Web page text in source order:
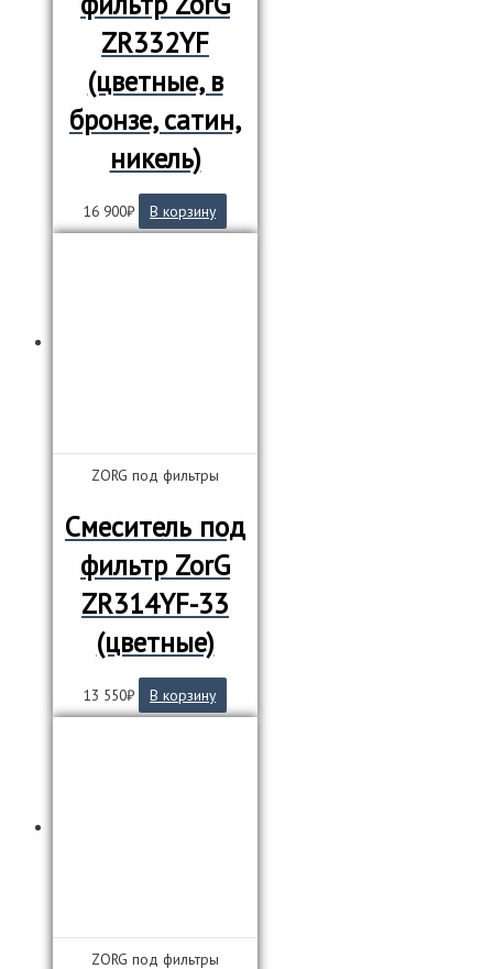
ZR332YF
(цветные, в
бронзе, сатин,
никель)
16 900₽ В корзину
ZORG под фильтры
Смеситель под
фильтр ZorG
ZR314YF-33
(цветные)
13 550₽ В корзину
ZORG под фильтры